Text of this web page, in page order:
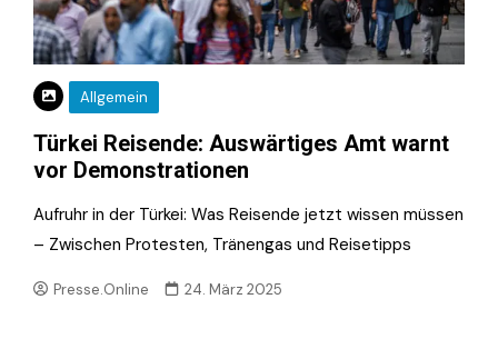
Allgemein
Türkei Reisende: Auswärtiges Amt warnt
vor Demonstrationen
Aufruhr in der Türkei: Was Reisende jetzt wissen müssen
– Zwischen Protesten, Tränengas und Reisetipps
Presse.Online 24. März 2025